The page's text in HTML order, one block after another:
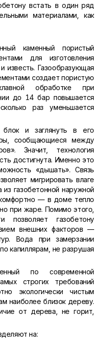
встать в один ряд
материалами, как
каменный пористый
для изготовления
известь. Газообразующая
создает пористую
обработке при
до 14 бар повышается
раз уменьшается
блок и заглянуть в его
сообщающиеся между
Значит, технология
достигнута. Именно это
«дышать». Связь
мигрировать влаге
газобетонной наружной
— в доме тепло
при жаре. Помимо этого,
позволяет газобетону
внешних факторов —
Вода при замерзании
капиллярам, не разрушая
по современной
строгих требований
экологически чистым
наиболее близок дереву.
от дерева, не горит,
на: